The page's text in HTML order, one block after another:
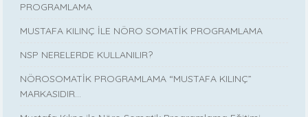
PROGRAMLAMA
MUSTAFA KILINÇ İLE NÖRO SOMATİK PROGRAMLAMA
NSP NERELERDE KULLANILIR?
NÖROSOMATİK PROGRAMLAMA “MUSTAFA KILINÇ”
MARKASIDIR…